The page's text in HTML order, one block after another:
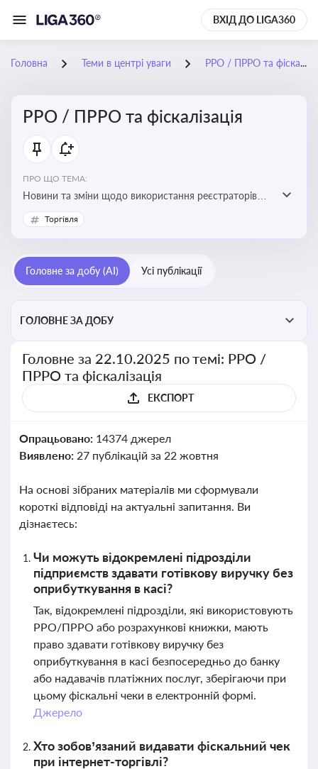
ВХІД ДО LIGA360
Головна Теми в центрі уваги РРО / ПРРО та фіскалізація
РРО / ПРРО та фіскалізація
ПРО ЩО ТЕМА:
Новини та зміни щодо використання реєстраторів
розрахункових операцій, аналіз законодавства про
РРО, позиції ДПС та судів щодо РРО
Торгівля
Головне за добу (AI) Усі публікації
ГОЛОВНЕ ЗА ДОБУ
Головне за 22.10.2025 по темі: РРО /
ПРРО та фіскалізація
ЕКСПОРТ
Опрацьовано: 14374 джерел
Виявлено: 27 публікацій за 22 жовтня
На основі зібраних матеріалів ми сформували
короткі відповіді на актуальні запитання. Ви
дізнаєтесь:
Чи можуть відокремлені підрозділи
підприємств здавати готівкову виручку без
оприбуткування в касі?
Так, відокремлені підрозділи, які використовують
РРО/ПРРО або розрахункові книжки, мають
право здавати готівкову виручку без
оприбуткування в касі безпосередньо до банку
або надавачів платіжних послуг, зберігаючи при
цьому фіскальні чеки в електронній формі.
Джерело
Хто зобов’язаний видавати фіскальний чек
при інтернет-торгівлі?